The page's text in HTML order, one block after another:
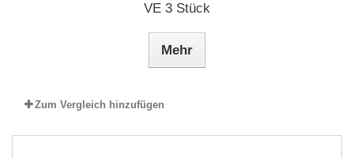
VE 3 Stück
Mehr
Zum Vergleich hinzufügen